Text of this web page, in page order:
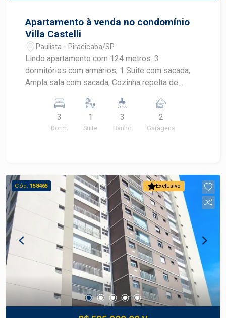
Apartamento à venda no condomínio
Villa Castelli
Paulista - Piracicaba/SP
Lindo apartamento com 124 metros. 3
dormitórios com armários; 1 Suite com sacada;
Ampla sala com sacada; Cozinha repelta de
3
Dorm.
1
Suite
3
Banho
2
Garagens
Exclusivo
Cód. 158465